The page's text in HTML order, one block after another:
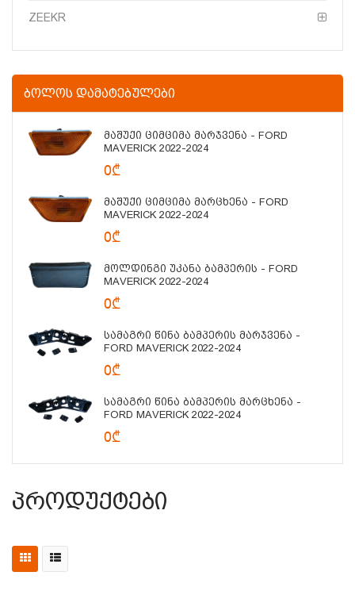
ZEEKR
ᲑᲝᲚᲝᲡ ᲓᲐᲛᲐᲢᲔᲑᲣᲚᲔᲑᲘ
Მაშუქი Ციმციმა Მარჯვენა - FORD
MAVERICK 2022-2024
0₾
Მაშუქი Ციმციმა Მარცხენა - FORD
MAVERICK 2022-2024
0₾
Მოლდინგი Უკანა Ბამპერის - FORD
MAVERICK 2022-2024
0₾
Სამაგრი Წინა Ბამპერის Მარჯვენა -
FORD MAVERICK 2022-2024
0₾
Სამაგრი Წინა Ბამპერის Მარცხენა -
FORD MAVERICK 2022-2024
0₾
Პროდუქტები